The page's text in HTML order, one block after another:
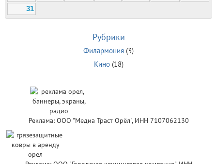
31
Рубрики
Филармония (3)
Кино(18)
Реклама: ООО "Медиа Траст Орёл", ИНН 7107062130